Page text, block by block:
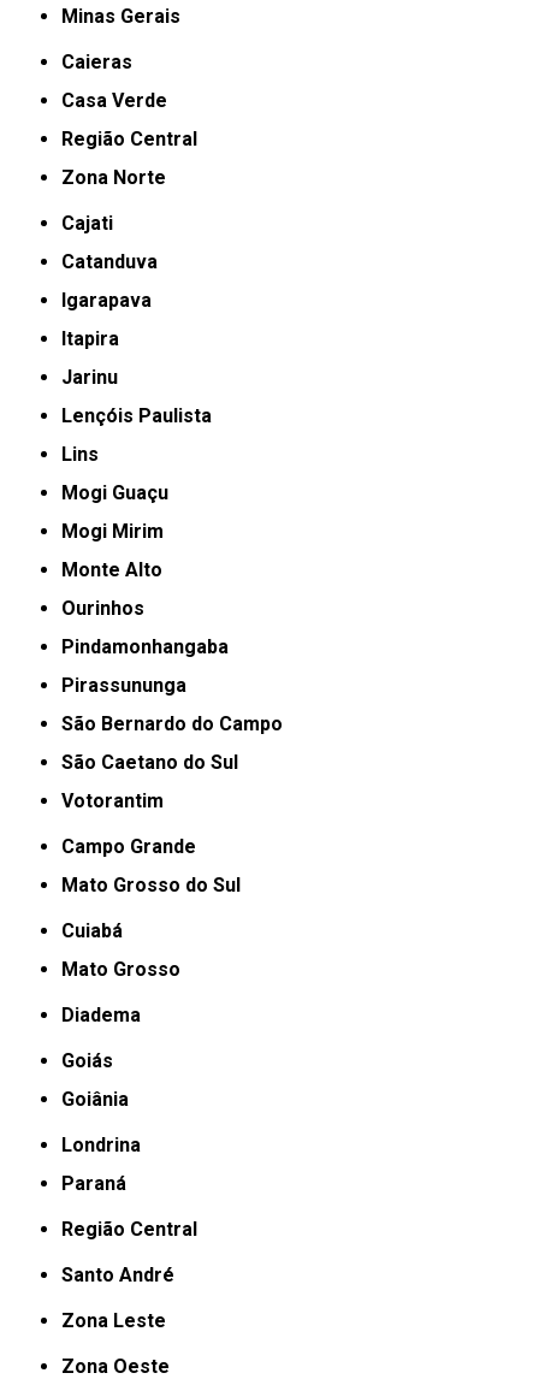
Minas Gerais
Caieras
Casa Verde
Região Central
Zona Norte
Cajati
Catanduva
Igarapava
Itapira
Jarinu
Lençóis Paulista
Lins
Mogi Guaçu
Mogi Mirim
Monte Alto
Ourinhos
Pindamonhangaba
Pirassununga
São Bernardo do Campo
São Caetano do Sul
Votorantim
Campo Grande
Mato Grosso do Sul
Cuiabá
Mato Grosso
Diadema
Goiás
Goiânia
Londrina
Paraná
Região Central
Santo André
Zona Leste
Zona Oeste